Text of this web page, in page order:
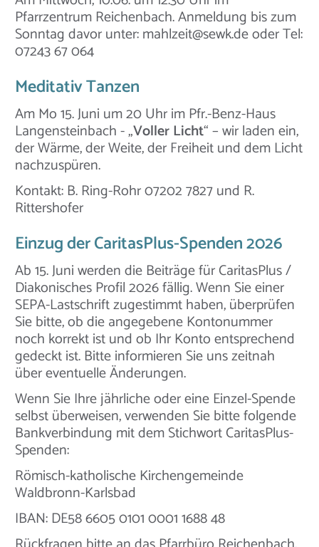
Pfarrzentrum Reichenbach. Anmeldung bis zum
Sonntag davor unter: mahlzeit@sewk.de oder Tel:
07243 67 064
Meditativ Tanzen
Am Mo 15. Juni um 20 Uhr im Pfr.-Benz-Haus
Langensteinbach - „Voller Licht“ – wir laden ein,
der Wärme, der Weite, der Freiheit und dem Licht
nachzuspüren.
Kontakt: B. Ring-Rohr 07202 7827 und R.
Rittershofer
Einzug der CaritasPlus-Spenden 2026
Ab 15. Juni werden die Beiträge für CaritasPlus /
Diakonisches Profil 2026 fällig. Wenn Sie einer
SEPA-Lastschrift zugestimmt haben, überprüfen
Sie bitte, ob die angegebene Kontonummer
noch korrekt ist und ob Ihr Konto entsprechend
gedeckt ist. Bitte informieren Sie uns zeitnah
über eventuelle Änderungen.
Wenn Sie Ihre jährliche oder eine Einzel-Spende
selbst überweisen, verwenden Sie bitte folgende
Bankverbindung mit dem Stichwort CaritasPlus-
Spenden:
Römisch-katholische Kirchengemeinde
Waldbronn-Karlsbad
IBAN: DE58 6605 0101 0001 1688 48